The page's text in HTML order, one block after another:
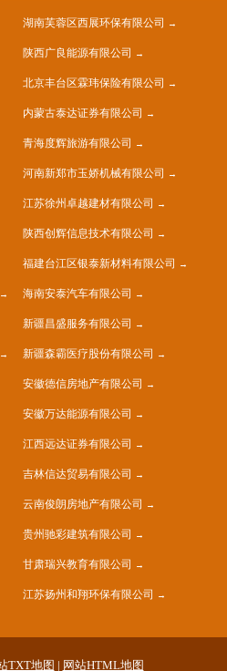
湖南芙蓉区西展环保有限公司
陕西广良能源有限公司
北京丰台区霖玮保险有限公司
内蒙古泰达证券有限公司
青海度辉旅游有限公司
河南新郑市玉娇机械有限公司
江苏徐州卓越建材有限公司
陕西创辉信息技术有限公司
福建台江区银泰新材料有限公司
海南安泰汽车有限公司
新疆昌盛服务有限公司
新疆森霸医疗股份有限公司
安徽德信房地产有限公司
安徽万达能源有限公司
江西远达证券有限公司
吉林信达贸易有限公司
云南俊朗房地产有限公司
贵州驰彩建筑有限公司
甘肃瑞兴教育有限公司
江苏扬州和翔环保有限公司
TXT地图 | 网站HTML地图